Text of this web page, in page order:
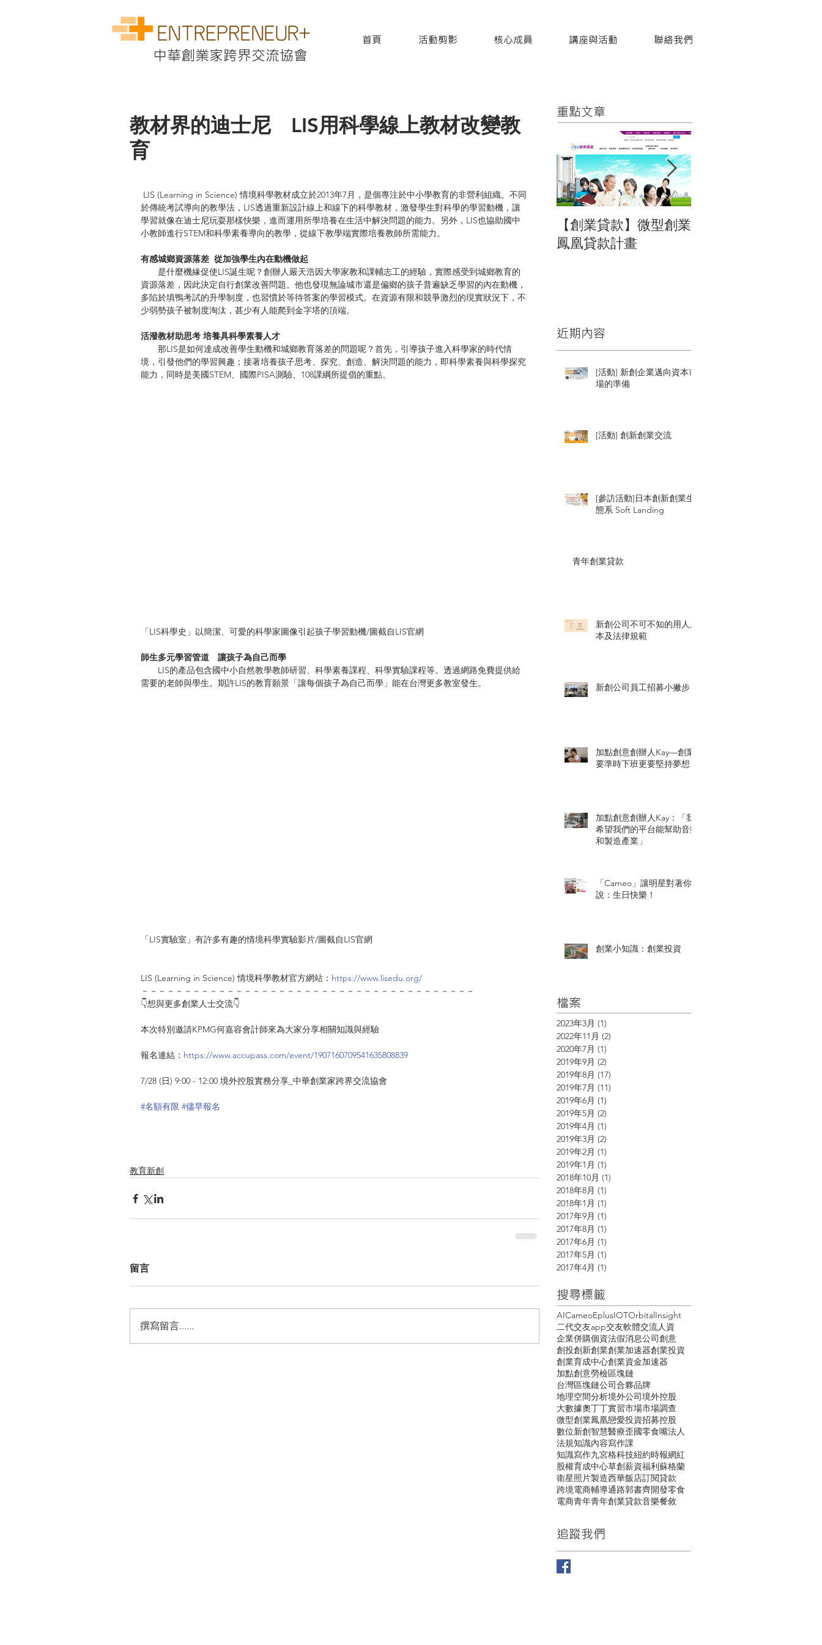
中華創業家跨界交流協會
首頁 活動剪影 核心成員 講座與活動 聯絡我們
教材界的迪士尼 LIS用科學線上教材改變教
育
於傳統考試導向的教學法，LIS透過重新設計線上和線下的科學教材，激發學生對科學的學習動機，讓
學習就像在迪士尼玩耍那樣快樂，進而運用所學培養在生活中解決問題的能力。另外，LIS也協助國中
小教師進行STEM和科學素養導向的教學，從線下教學端實際培養教師所需能力。
有感城鄉資源落差  從加強學生內在動機做起
是什麼機緣促使LIS誕生呢？創辦人嚴天浩因大學家教和課輔志工的經驗，實際感受到城鄉教育的
資源落差，因此決定自行創業改善問題。他也發現無論城市還是偏鄉的孩子普遍缺乏學習的內在動機，
多陷於填鴨考試的升學制度，也習慣於等待答案的學習模式。在資源有限和競爭激烈的現實狀況下，不
少弱勢孩子被制度淘汰，甚少有人能爬到金字塔的頂端。
活潑教材助思考 培養具科學素養人才
那LIS是如何達成改善學生動機和城鄉教育落差的問題呢？首先，引導孩子進入科學家的時代情
境，引發他們的學習興趣；接著培養孩子思考、探究、創造、解決問題的能力，即科學素養與科學探究
能力，同時是美國STEM、國際PISA測驗、108課綱所提倡的重點。
「LIS科學史」以簡潔、可愛的科學家圖像引起孩子學習動機/圖截自LIS官網
師生多元學習管道　讓孩子為自己而學
LIS的產品包含國中小自然教學教師研習、科學素養課程、科學實驗課程等。透過網路免費提供給
需要的老師與學生。期許LIS的教育願景「讓每個孩子為自己而學」能在台灣更多教室發生。
「LIS實驗室」有許多有趣的情境科學實驗影片/圖截自LIS官網
LIS (Learning in Science) 情境科學教材官方網站： https://www.lisedu.org/
－－－－－－－－－－－－－－－－－－－－－－－－－－－－－－－－－－－－－－－
👇想與更多創業人士交流👇
本次特別邀請KPMG何嘉容會計師來為大家分享相關知識與經驗
報名連結： https://www.accupass.com/event/1907160709541635808839
7/28 (日) 9:00 - 12:00 境外控股實務分享_中華創業家跨界交流協會
#名額有限 #儘早報名
教育新創
留言
撰寫留言......
​重點文章
【創業貸款】微型創業
鳳凰貸款計畫
近期內容
[活動] 新創企業邁向資本市
場的準備
[活動] 創新創業交流
[參訪活動]日本創新創業生
態系 Soft Landing
青年創業貸款
新創公司不可不知的用人成
本及法律規範
新創公司員工招募小撇步
加點創意創辦人Kay—創業
要準時下班更要堅持夢想
加點創意創辦人Kay：「我
希望我們的平台能幫助音樂
和製造產業」
「Cameo」讓明星對著你
說：生日快樂！
創業小知識：創業投資
檔案
2023年3月 (1)
2022年11月 (2)
2020年7月 (1)
2019年9月 (2)
2019年8月 (17)
2019年7月 (11)
2019年6月 (1)
2019年5月 (2)
2019年4月 (1)
2019年3月 (2)
2019年2月 (1)
2019年1月 (1)
2018年10月 (1)
2018年8月 (1)
2018年1月 (1)
2017年9月 (1)
2017年8月 (1)
2017年6月 (1)
2017年5月 (1)
2017年4月 (1)
搜尋標籤
AICameoEplusIOTOrbitalInsight
二代交友app交友軟體交流人資
企業併購個資法假消息公司創意
創投創新創業創業加速器創業投資
創業育成中心創業資金加速器
加點創意勞檢區塊鏈
台灣區塊鏈公司合夥品牌
地理空間分析境外公司境外控股
大數據奧丁丁實習市場市場調查
微型創業鳳凰戀愛投資招募控股
數位新創智慧醫療歪國零食嘴法人
法規知識內容寫作課
知識寫作九宮格科技紐約時報網紅
股權育成中心草創薪資福利蘇格蘭
衛星照片製造西華飯店訂閱貸款
跨境電商輔導通路郭書齊開發零食
電商青年青年創業貸款音樂餐敘
追蹤我們